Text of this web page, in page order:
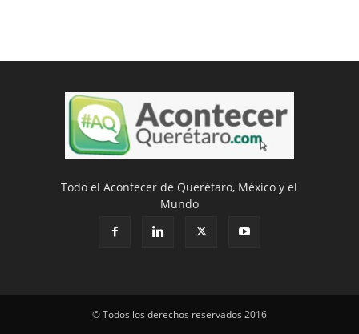
Todo el Acontecer de Querétaro, México y el
Mundo
© Todos los derechos reservados 2016